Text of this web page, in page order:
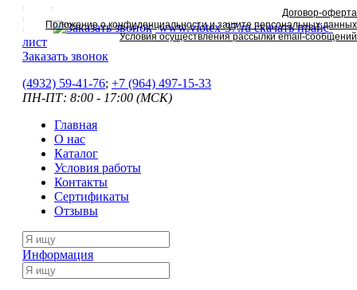
www.viotex-37.ruскачать прайс-
лист
Заказать звонок
(4932) 59-41-76; +7 (964) 497-15-33
ПН-ПТ: 8:00 - 17:00 (МСК)
Главная
О нас
Каталог
Условия работы
Контакты
Сертификаты
Отзывы
Информация
Договор-оферта
Положение о конфиденциальности и защите персональных данных
Условия осуществления рассылки email-сообщений